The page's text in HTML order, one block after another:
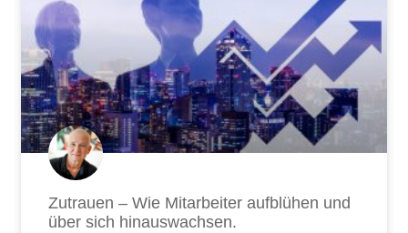
Zutrauen – Wie Mitarbeiter aufblühen und
über sich hinauswachsen.